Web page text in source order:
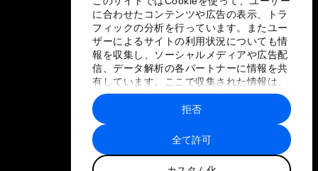
に合わせたコンテンツや広告の表示、トラ
フィックの分析を行っています。またユー
ザーによるサイトの利用状況についても情
報を収集し、ソーシャルメディアや広告配
信、データ解析の各パートナーに情報を共
有しています。ここで収集された情報は、
ユーザーが各パートナーに提供した他の情
報や各パートナーのサービスを使用した際
に収集された情報と組み合わされ、各パー
トナーによって使用されることがありま
す。
全て許可
拒否